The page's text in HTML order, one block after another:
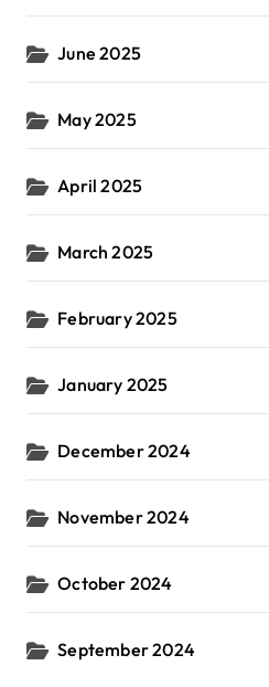
June 2025
May 2025
April 2025
March 2025
February 2025
January 2025
December 2024
November 2024
October 2024
September 2024